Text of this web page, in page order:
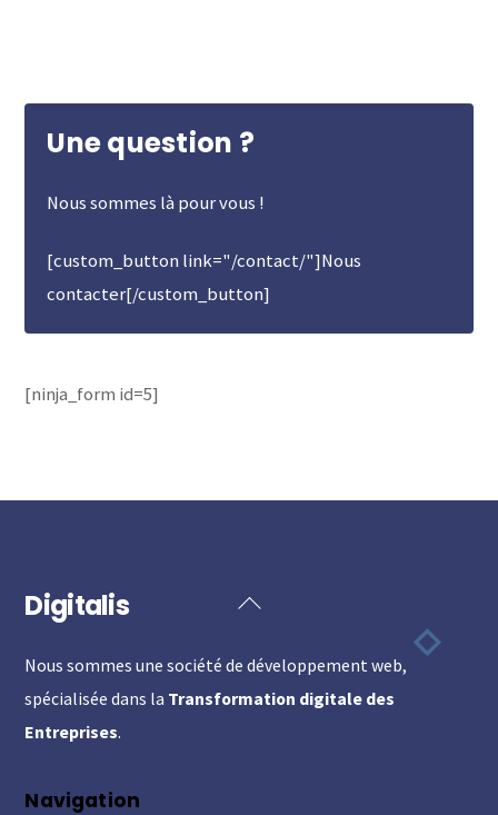
Une question ?
Nous sommes là pour vous !
[custom_button link="/contact/"]Nous
contacter[/custom_button]
[ninja_form id=5]
Back
Top
Digitalis
Nous sommes une société de développement web,
spécialisée dans la Transformation digitale des
Entreprises.
Navigation